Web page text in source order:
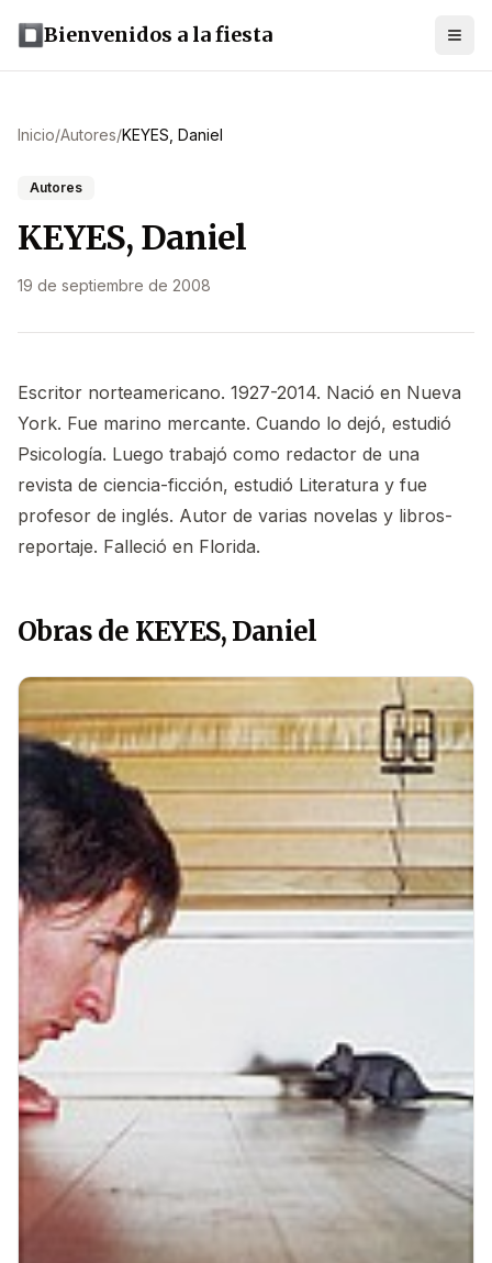
Bienvenidos a la fiesta
Inicio/Autores/KEYES, Daniel
Autores
KEYES, Daniel
19 de septiembre de 2008
Escritor norteamericano. 1927-2014. Nació en Nueva
York. Fue marino mercante. Cuando lo dejó, estudió
Psicología. Luego trabajó como redactor de una
revista de ciencia-ficción, estudió Literatura y fue
profesor de inglés. Autor de varias novelas y libros-
reportaje. Falleció en Florida.
Obras de KEYES, Daniel